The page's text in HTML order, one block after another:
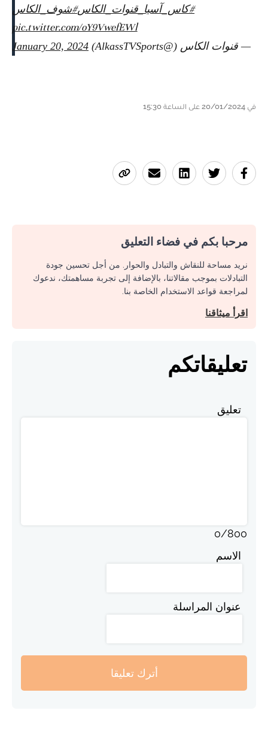
#كاس_آسيا_قنوات_الكاس#شوف_الكاس
pic.twitter.com/oY9VwefEWl
— قنوات الكاس (@AlkassTVSports) January 20, 2024
في 20/01/2024 على الساعة 15:30
مرحبا بكم في فضاء التعليق
نريد مساحة للنقاش والتبادل والحوار. من أجل تحسين جودة
التبادلات بموجب مقالاتنا، بالإضافة إلى تجربة مساهمتك، ندعوك
لمراجعة قواعد الاستخدام الخاصة بنا.
اقرأ ميثاقنا
تعليقاتكم
تعليق
0/800
الاسم
عنوان المراسلة
أترك تعليقا